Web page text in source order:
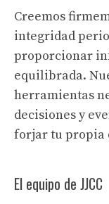
Creemos
integridad
proporcionar
equilibrada.
herramientas
decisiones y
forjar tu propia
El equipo de JJCC